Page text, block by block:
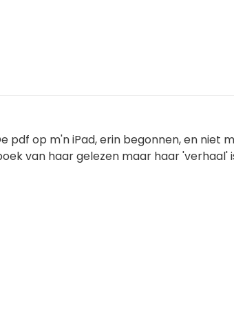
pdf op m'n iPad, erin begonnen, en niet
van haar gelezen maar haar 'verhaal'